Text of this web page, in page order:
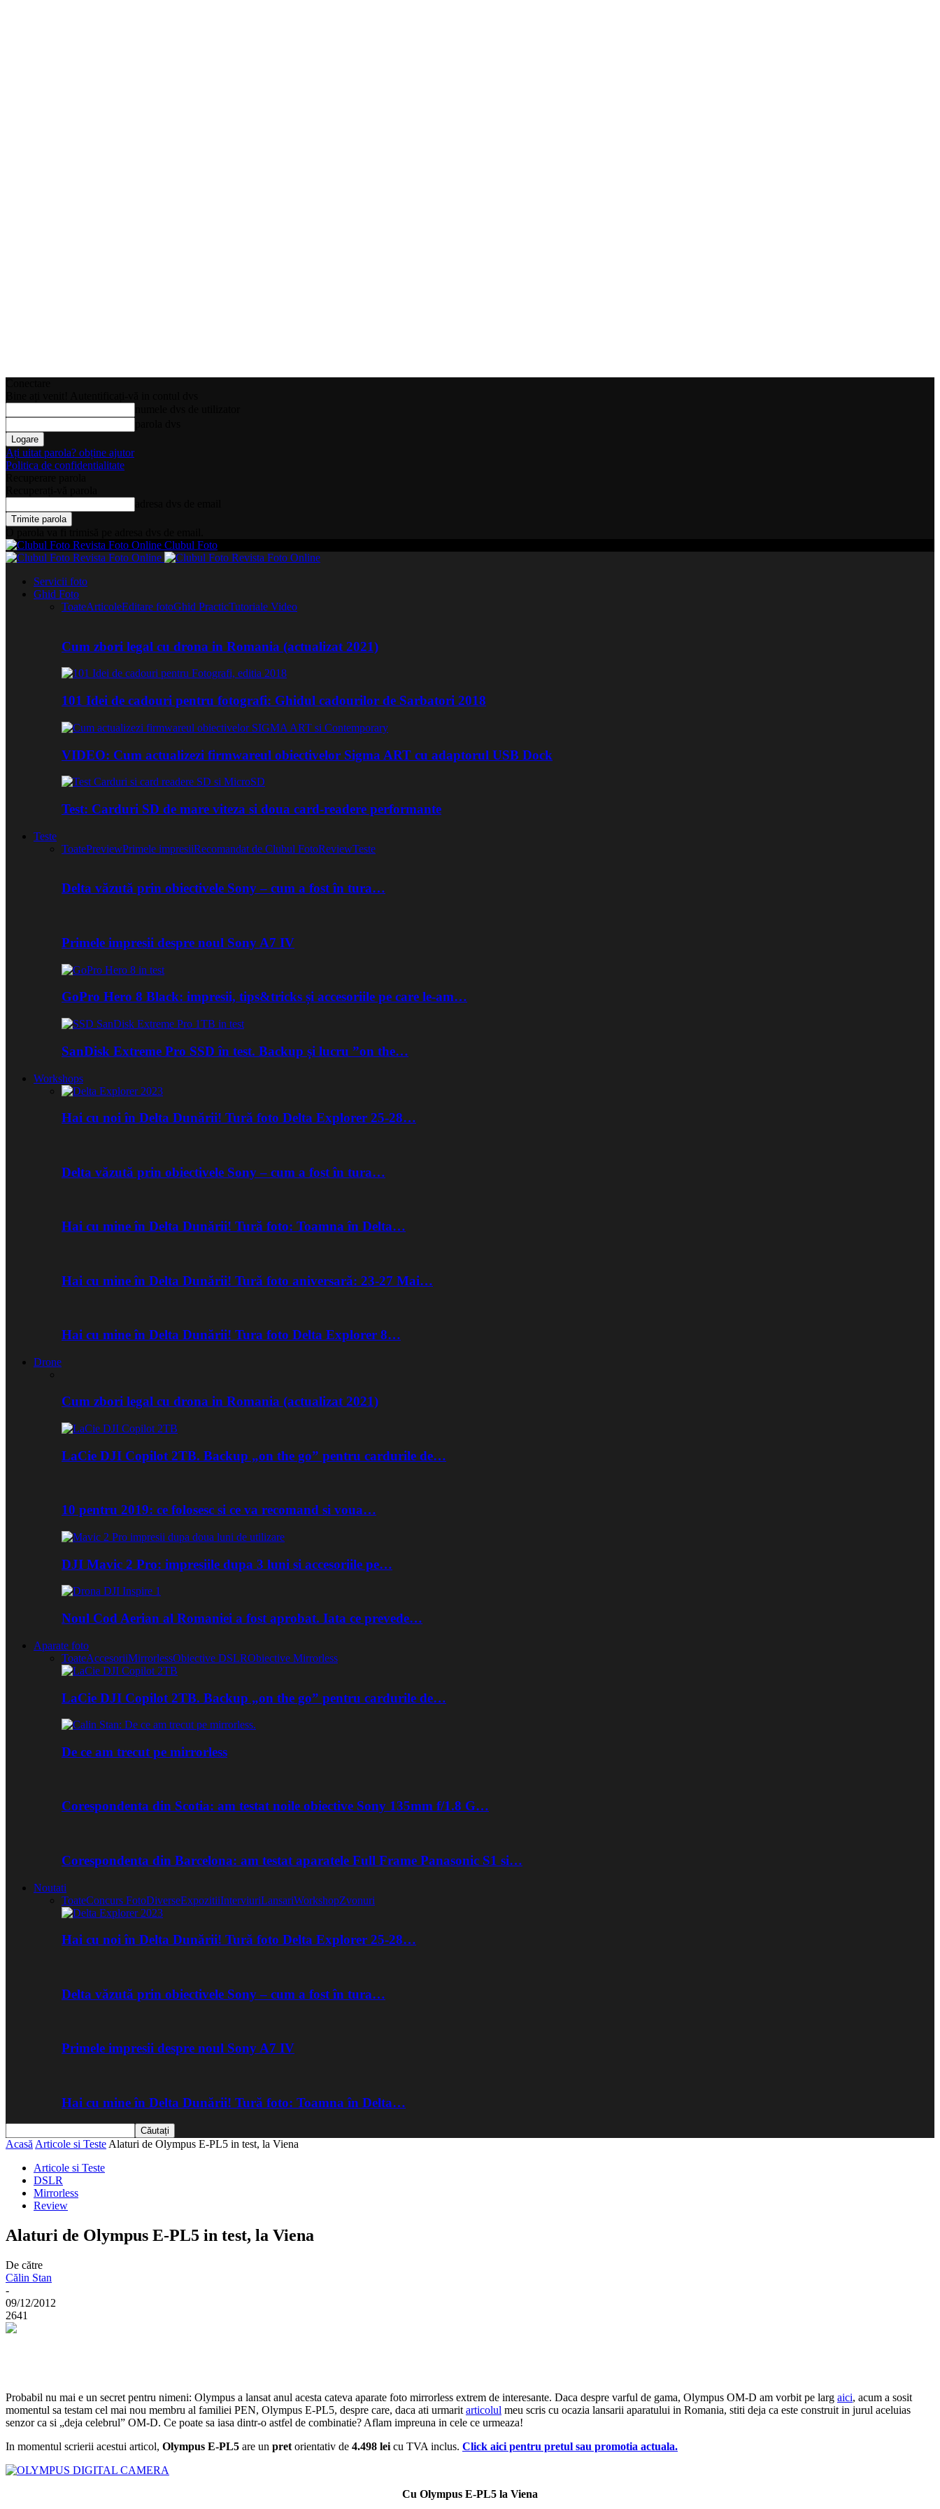
Ați uitat parola? obține ajutor
Politica de confidentialitate
Clubul Foto
Servicii foto
Ghid Foto
ToateArticoleEditare fotoGhid PracticTutoriale Video
Cum zbori legal cu drona in Romania (actualizat 2021)
101 Idei de cadouri pentru fotografi: Ghidul cadourilor de Sarbatori 2018
VIDEO: Cum actualizezi firmwareul obiectivelor Sigma ART cu adaptorul USB Dock
Test: Carduri SD de mare viteza si doua card-readere performante
Teste
ToatePreviewPrimele impresiiRecomandat de Clubul FotoReviewTeste
Delta văzută prin obiectivele Sony – cum a fost în tura…
Primele impresii despre noul Sony A7 IV
GoPro Hero 8 Black: impresii, tips&tricks și accesoriile pe care le-am…
SanDisk Extreme Pro SSD în test. Backup și lucru ”on the…
Workshops
Hai cu noi în Delta Dunării! Tură foto Delta Explorer 25-28…
Delta văzută prin obiectivele Sony – cum a fost în tura…
Hai cu mine în Delta Dunării! Tură foto: Toamna în Delta…
Hai cu mine în Delta Dunării! Tură foto aniversară: 23-27 Mai…
Hai cu mine în Delta Dunării! Tura foto Delta Explorer 8…
Drone
Cum zbori legal cu drona in Romania (actualizat 2021)
LaCie DJI Copilot 2TB. Backup „on the go” pentru cardurile de…
10 pentru 2019: ce folosesc si ce va recomand si voua…
DJI Mavic 2 Pro: impresiile dupa 3 luni si accesoriile pe…
Noul Cod Aerian al Romaniei a fost aprobat. Iata ce prevede…
Aparate foto
ToateAccesoriiMirrorlessObiective DSLRObiective Mirrorless
LaCie DJI Copilot 2TB. Backup „on the go” pentru cardurile de…
De ce am trecut pe mirrorless
Corespondenta din Scotia: am testat noile obiective Sony 135mm f/1.8 G…
Corespondenta din Barcelona: am testat aparatele Full Frame Panasonic S1 si…
Noutati
ToateConcurs FotoDiverseExpozitiiInterviuriLansariWorkshopZvonuri
Hai cu noi în Delta Dunării! Tură foto Delta Explorer 25-28…
Delta văzută prin obiectivele Sony – cum a fost în tura…
Primele impresii despre noul Sony A7 IV
Hai cu mine în Delta Dunării! Tură foto: Toamna în Delta…
Acasă Articole si Teste Alaturi de Olympus E-PL5 in test, la Viena
Articole si Teste
DSLR
Mirrorless
Review
Alaturi de Olympus E-PL5 in test, la Viena
De către
Călin Stan
-
09/12/2012
2641
Probabil nu mai e un secret pentru nimeni: Olympus a lansat anul acesta cateva aparate foto mirrorless extrem de interesante. Daca despre varful de gama, Olympus OM-D am vorbit pe larg aici, acum a sosit
momentul sa testam cel mai nou membru al familiei PEN, Olympus E-PL5, despre care, daca ati urmarit articolul meu scris cu ocazia lansarii aparatului in Romania, stiti deja ca este construit in jurul aceluias
senzor ca si „deja celebrul” OM-D. Ce poate sa iasa dintr-o astfel de combinatie? Aflam impreuna in cele ce urmeaza!
In momentul scrierii acestui articol, Olympus E-PL5 are un pret orientativ de 4.498 lei cu TVA inclus. Click aici pentru pretul sau promotia actuala.
Cu Olympus E-PL5 la Viena